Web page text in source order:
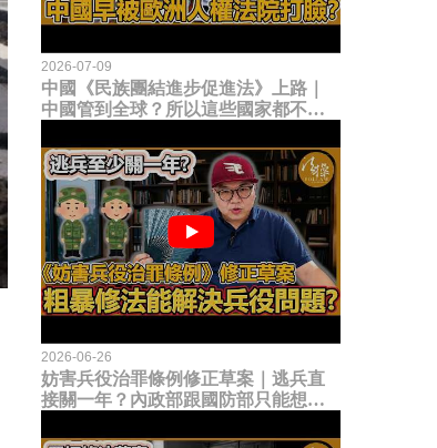
2026-07-09
中國《民族團結進步促進法》上路｜
中國管到全球？所以這些國家都不能
臉？
2026-06-26
妨害兵役治罪條例修正草案｜逃兵直
接關一年？內政部跟國防部只能想到
題？